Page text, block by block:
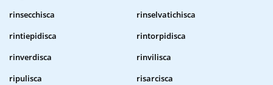
rinsecchisca
rinselvatichisca
rintiepidisca
rintorpidisca
rinverdisca
rinvilisca
ripulisca
risarcisca